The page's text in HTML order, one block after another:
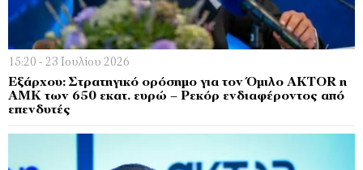
15:20 - 23 Ιουλίου 2026
Εξάρχου: Στρατηγικό ορόσημο για τον Όμιλο AKTOR η
ΑΜΚ των 650 εκατ. ευρώ – Ρεκόρ ενδιαφέροντος από
επενδυτές